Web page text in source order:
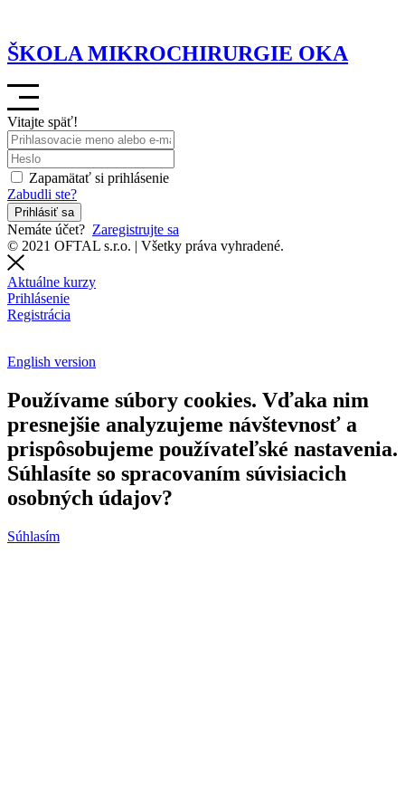
ŠKOLA MIKROCHIRURGIE OKA
Vitajte späť!
Zapamätať si prihlásenie
Zabudli ste?
Prihlásiť sa
Nemáte účet? Zaregistrujte sa
© 2021 OFTAL s.r.o. | Všetky práva vyhradené.
Aktuálne kurzy
Prihlásenie
Registrácia
English version
Používame súbory cookies. Vďaka nim
presnejšie analyzujeme návštevnosť a
prispôsobujeme používateľské nastavenia.
Súhlasíte so spracovaním súvisiacich
osobných údajov?
Súhlasím